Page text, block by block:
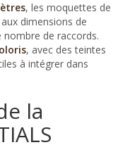
, les moquettes de
dimensions de
de raccords.
, avec des teintes
à intégrer dans
la